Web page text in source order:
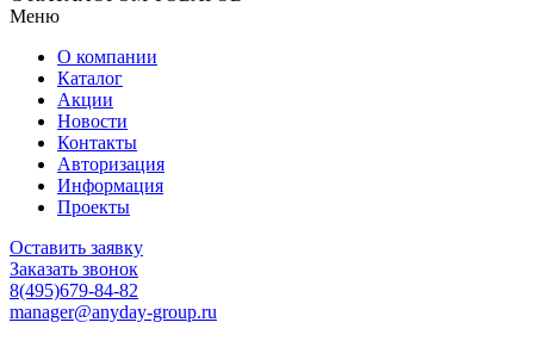
Меню
О компании
Каталог
Акции
Новости
Контакты
Авторизация
Информация
Проекты
Оставить заявку
Заказать звонок
8(495)679-84-82
manager@anyday-group.ru